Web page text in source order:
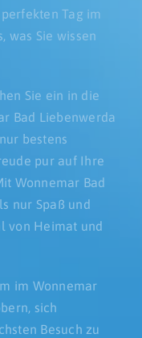
Tag im
was Sie wissen
Sie ein in die
Bad Liebenwerda
bestens
pur auf Ihre
Wonnemar Bad
nur Spaß und
von Heimat und
im Wonnemar
sich
Besuch zu